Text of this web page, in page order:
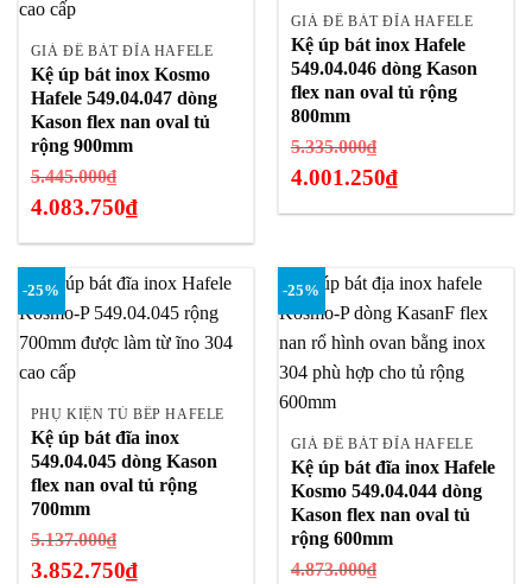
GIÁ ĐỂ BÁT ĐĨA HAFELE
Kệ úp bát inox Kosmo
Hafele 549.04.047 dòng
Kason flex nan oval tủ
rộng 900mm
5.445.000₫
gốc
4.083.750₫
hiện
tại
là:
4.083.750₫.
GIÁ ĐỂ BÁT ĐĨA HAFELE
Kệ úp bát inox Hafele
549.04.046 dòng Kason
flex nan oval tủ rộng
800mm
5.335.000₫
gốc
4.001.250₫
tại
là:
4.001.250₫.
-25%
PHỤ KIỆN TỦ BẾP HAFELE
Kệ úp bát đĩa inox
549.04.045 dòng Kason
flex nan oval tủ rộng
700mm
5.137.000₫
gốc
3.852.750₫
-25%
GIÁ ĐỂ BÁT ĐĨA HAFELE
Kệ úp bát đĩa inox Hafele
Kosmo 549.04.044 dòng
Kason flex nan oval tủ
rộng 600mm
4.873.000₫